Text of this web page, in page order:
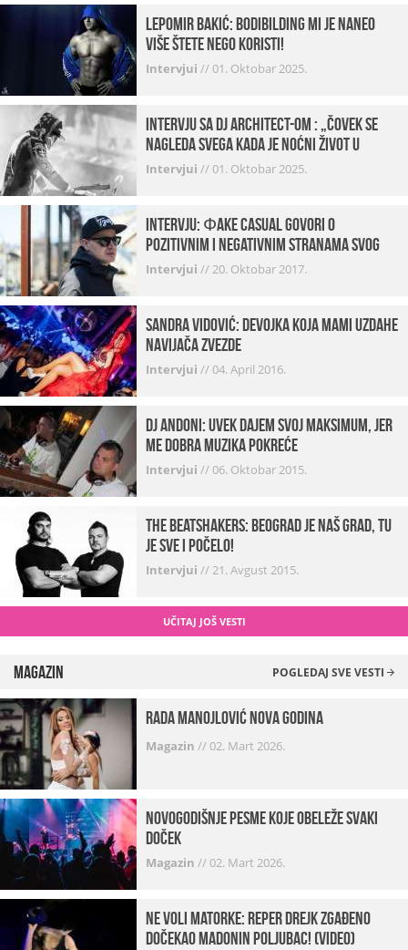
Lepomir Bakić: Bodibilding mi je naneo
više štete nego koristi!
Intervjui //01. Oktobar 2025.
Intervju sa DJ Architect-om : „Čovek se
nagleda svega kada je noćni život u
pitanju. U klubovima najmanje vidim
Intervjui //01. Oktobar 2025.
INTERVJU: Фake Casual govori o
pozitivnim i negativnim stranama svog
posla, počecima, omiljenim mestima …
Intervjui //20. Oktobar 2017.
Sandra Vidović: devojka koja mami uzdahe
navijača Zvezde
Intervjui //04. April 2016.
Dj Andoni: Uvek dajem svoj maksimum, jer
me dobra muzika pokreće
Intervjui //06. Oktobar 2015.
The Beatshakers: Beograd je naš grad, tu
je sve i počelo!
Intervjui //21. Avgust 2015.
UČITAJ JOŠ VESTI
Magazin POGLEDAJ SVE VESTI
Rada Manojlović Nova godina
Magazin //02. Mart 2026.
Novogodišnje pesme koje obeleže svaki
Doček
Magazin //02. Mart 2026.
Ne voli matorke: Reper Drejk zgađeno
dočekao Madonin poljubac! (VIDEO)